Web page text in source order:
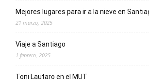
Mejores lugares para ir a la nieve en
21 marzo, 2025
Viaje a Santiago
1 febrero, 2025
Toni Lautaro en el MUT